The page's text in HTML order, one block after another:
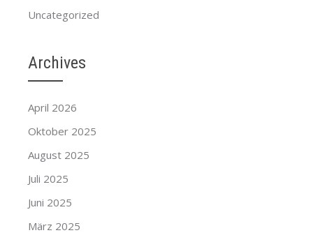
Uncategorized
Archives
April 2026
Oktober 2025
August 2025
Juli 2025
Juni 2025
März 2025